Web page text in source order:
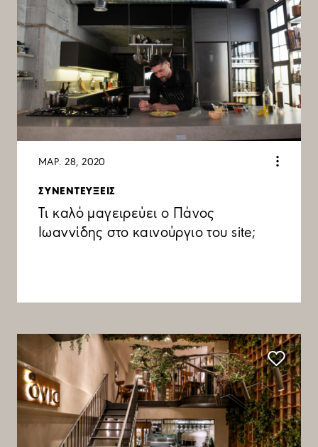
ΜΑΡ. 28, 2020
ΣΥΝΕΝΤΕΥΞΕΙΣ
Τι καλό μαγειρεύει ο Πάνος
Ιωαννίδης στο καινούργιο του site;